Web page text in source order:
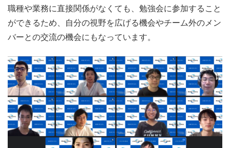
職種や業務に直接関係がなくても、勉強会に参加すること
ができるため、自分の視野を広げる機会やチーム外のメン
バーとの交流の機会にもなっています。